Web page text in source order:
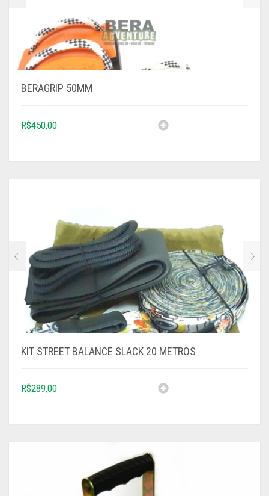
BERAGRIP 50MM
R$450,00
KIT STREET BALANCE SLACK 20 METROS
R$289,00